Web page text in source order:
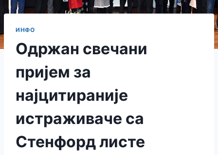
ИНФО
Одржан свечани
пријем за
најцитираније
истраживаче са
Стенфорд листе